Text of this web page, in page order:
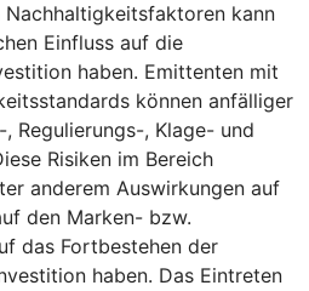
kann
Einfluss auf die
haben. Emittenten mit
können anfälliger
Regulierungs-, Klage- und
Risiken im Bereich
anderem Auswirkungen auf
den Marken- bzw.
das Fortbestehen der
haben. Das Eintreten